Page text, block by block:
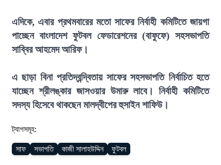
এদিকে, এবার প্রথমবারের মতো সাফের নির্বাহী কমিটিতে জায়গা
পাচ্ছেন বাংলাদেশ ফুটবল ফেডারেশনের (বাফুফে) সহসভাপতি
সাব্বির আহমেদ আরিফ।
এ ছাড়া বিনা প্রতিদ্বন্দ্বিতায় সাফের সহসভাপতি নির্বাচিত হতে
যাচ্ছেন শ্রীলঙ্কার জাসওয়ার উমারু লাবে। নির্বাহী কমিটিতে
সদস্য হিসেবে থাকছেন মালদ্বীপের হুসাইন শাফিউ।
ট্যাগসমূহ:
সাফ সভাপতি কাজী সালাহউদ্দিন ফুটবল